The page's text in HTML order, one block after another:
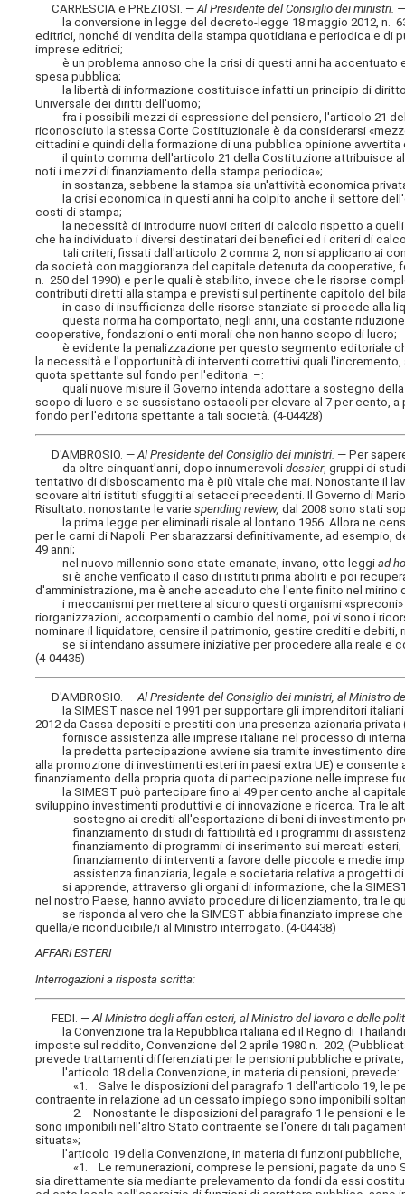
CARRESCIA e PREZIOSI. —Al Presidente del Consiglio dei ministri .
la conversione in legge del decreto-legge 18 maggio 2012, n.
editrici, nonché di vendita della stampa quotidiana e periodica e di
imprese editrici;
è un problema annoso che la crisi di questi anni ha accentuato
spesa pubblica;
la libertà di informazione costituisce infatti un principio di diritto
Universale dei diritti dell'uomo;
fra i possibili mezzi di espressione del pensiero, l'articolo 21
riconosciuto la stessa Corte Costituzionale è da considerarsi
cittadini e quindi della formazione di una pubblica opinione avvertita
il quinto comma dell'articolo 21 della Costituzione attribuisce
noti i mezzi di finanziamento della stampa periodica»;
in sostanza, sebbene la stampa sia un'attività economica
la crisi economica in questi anni ha colpito anche il settore
costi di stampa;
la necessità di introdurre nuovi criteri di calcolo rispetto a quelli
che ha individuato i diversi destinatari dei benefici ed i criteri di
tali criteri, fissati dall'articolo 2 comma 2, non si applicano ai
da società con maggioranza del capitale detenuta da cooperative,
n. 250 del 1990) e per le quali è stabilito, invece che le risorse
contributi diretti alla stampa e previsti sul pertinente capitolo del
in caso di insufficienza delle risorse stanziate si procede alla
questa norma ha comportato, negli anni, una costante
cooperative, fondazioni o enti morali che non hanno scopo di lucro;
è evidente la penalizzazione per questo segmento editoriale
la necessità e l'opportunità di interventi correttivi quali
quota spettante sul fondo per l'editoria –:
quali nuove misure il Governo intenda adottare a sostegno
scopo di lucro e se sussistano ostacoli per elevare al 7 per cento,
fondo per l'editoria spettante a tali società. (4-04428)
D'AMBROSIO. —Al Presidente del Consiglio dei ministri — Per
da oltre cinquant'anni, dopo innumerevolidossier, gruppi di
tentativo di disboscamento ma è più vitale che mai. Nonostante il
scovare altri istituti sfuggiti ai setacci precedenti. Il Governo di
Risultato: nonostante le variespending review, dal 2008 sono stati
la prima legge per eliminarli risale al lontano 1956. Allora ne
per le carni di Napoli. Per sbarazzarsi definitivamente, ad
49 anni;
nel nuovo millennio sono state emanate, invano, otto leggiad
si è anche verificato il caso di istituti prima aboliti e poi
d'amministrazione, ma è anche accaduto che l'ente finito nel
i meccanismi per mettere al sicuro questi organismi «spreconi»
riorganizzazioni, accorpamenti o cambio del nome, poi vi sono i
nominare il liquidatore, censire il patrimonio, gestire crediti e
se si intendano assumere iniziative per procedere alla reale e
(4-04435)
D'AMBROSIO. —Al Presidente del Consiglio dei ministri, al Ministro
la SIMEST nasce nel 1991 per supportare gli imprenditori italiani
2012 da Cassa depositi e prestiti con una presenza azionaria
fornisce assistenza alle imprese italiane nel processo di
la predetta partecipazione avviene sia tramite investimento
alla promozione di investimenti esteri in paesi extra UE) e
finanziamento della propria quota di partecipazione nelle imprese
la SIMEST può partecipare fino al 49 per cento anche al
sviluppino investimenti produttivi e di innovazione e ricerca. Tra le
sostegno ai crediti all'esportazione di beni di investimento
finanziamento di studi di fattibilità ed i programmi di
finanziamento di programmi di inserimento sui mercati esteri;
finanziamento di interventi a favore delle piccole e medie
assistenza finanziaria, legale e societaria relativa a progetti di
si apprende, attraverso gli organi di informazione, che la
nel nostro Paese, hanno avviato procedure di licenziamento, tra
se risponda al vero che la SIMEST abbia finanziato imprese che
quella/e riconducibile/i al Ministro interrogato. (4-04438)
AFFARI ESTERI
Interrogazioni a risposta scritta:
FEDI. —Al Ministro degli affari esteri, al Ministro del lavoro e delle
la Convenzione tra la Repubblica italiana ed il Regno di
imposte sul reddito, Convenzione del 2 aprile 1980 n. 202,
prevede trattamenti differenziati per le pensioni pubbliche e private;
l'articolo 18 della Convenzione, in materia di pensioni, prevede:
«1. Salve le disposizioni del paragrafo 1 dell'articolo 19, le
contraente in relazione ad un cessato impiego sono imponibili
2. Nonostante le disposizioni del paragrafo 1 le pensioni e le
sono imponibili nell'altro Stato contraente se l'onere di tali
situata»;
l'articolo 19 della Convenzione, in materia di funzioni pubbliche,
«1. Le remunerazioni, comprese le pensioni, pagate da uno
sia direttamente sia mediante prelevamento da fondi da essi